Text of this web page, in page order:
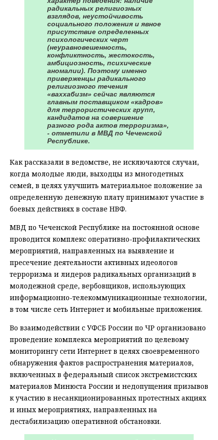
радикальных религиозных
взглядов, неустойчивость
социального положения и явное
присутствие определенных
психологических черт
(неуравновешенность,
конфликтность, жестокость,
амбициозность, психические
аномалии). Поэтому именно
приверженцы радикального
религиозного течения
«ваххабизм» сейчас являются
главным поставщиком «кадров»
для террористических групп,
кандидатов на совершение
разного рода актов терроризма»,
- отметили в МВД по Чеченской
Республике.
Как рассказали в ведомстве, не исключаются случаи,
когда молодые люди, выходцы из многодетных
семей, в целях улучшить материальное положение за
определенную денежную плату принимают участие в
боевых действиях в составе НВФ.
МВД по Чеченской Республике на постоянной основе
проводится комплекс оперативно-профилактических
мероприятий, направленных на выявление и
пресечение деятельности активных идеологов
терроризма и лидеров радикальных организаций в
молодежной среде, вербовщиков, использующих
информационно-телекоммуникационные технологии,
в том числе сеть Интернет и мобильные приложения.
Во взаимодействии с УФСБ России по ЧР организовано
проведение комплекса мероприятий по целевому
мониторингу сети Интернет в целях своевременного
обнаружения фактов распространения материалов,
включенных в федеральный список экстремистских
материалов Минюста России и недопущения призывов
к участию в несанкционированных протестных акциях
и иных мероприятиях, направленных на
дестабилизацию оперативной обстановки.